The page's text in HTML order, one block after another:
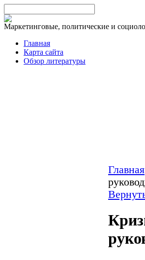
Маркетинговые, политические и
Главная
Карта сайта
Обзор литературы
Главная